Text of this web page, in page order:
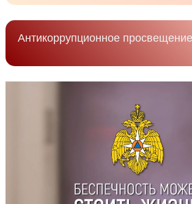
Антикоррупционное